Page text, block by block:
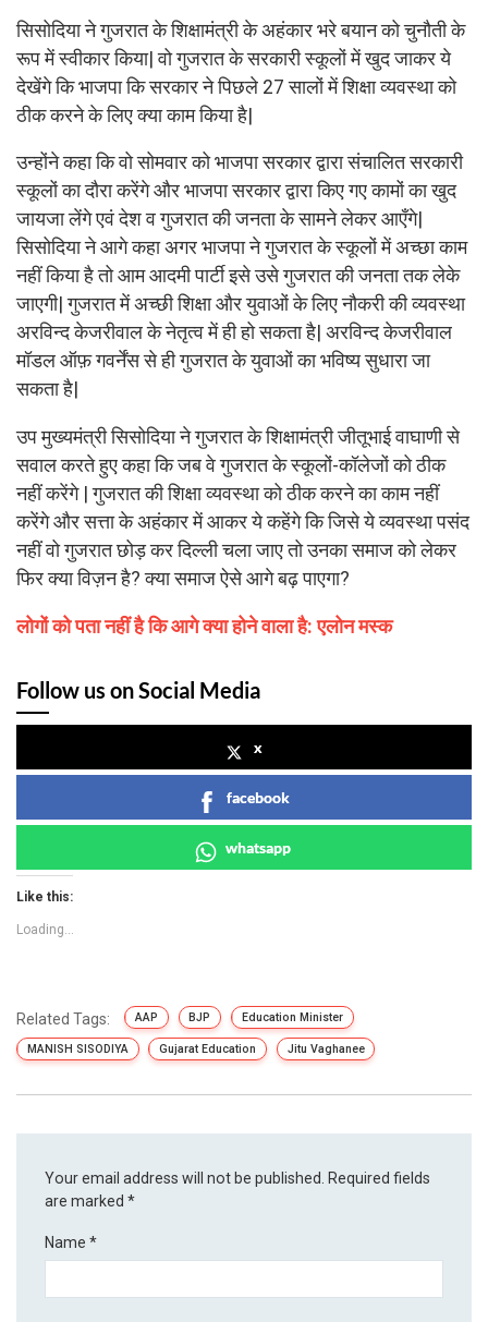
सिसोदिया ने गुजरात के शिक्षामंत्री के अहंकार भरे बयान को चुनौती के
रूप में स्वीकार किया| वो गुजरात के सरकारी स्कूलों में खुद जाकर ये
देखेंगे कि भाजपा कि सरकार ने पिछले 27 सालों में शिक्षा व्यवस्था को
ठीक करने के लिए क्या काम किया है|
उन्होंने कहा कि वो सोमवार को भाजपा सरकार द्वारा संचालित सरकारी
स्कूलों का दौरा करेंगे और भाजपा सरकार द्वारा किए गए कामों का खुद
जायजा लेंगे एवं देश व गुजरात की जनता के सामने लेकर आएँगे|
सिसोदिया ने आगे कहा अगर भाजपा ने गुजरात के स्कूलों में अच्छा काम
नहीं किया है तो आम आदमी पार्टी इसे उसे गुजरात की जनता तक लेके
जाएगी| गुजरात में अच्छी शिक्षा और युवाओं के लिए नौकरी की व्यवस्था
अरविन्द केजरीवाल के नेतृत्व में ही हो सकता है| अरविन्द केजरीवाल
मॉडल ऑफ़ गवर्नेंस से ही गुजरात के युवाओं का भविष्य सुधारा जा
सकता है|
उप मुख्यमंत्री सिसोदिया ने गुजरात के शिक्षामंत्री जीतूभाई वाघाणी से
सवाल करते हुए कहा कि जब वे गुजरात के स्कूलों-कॉलेजों को ठीक
नहीं करेंगे | गुजरात की शिक्षा व्यवस्था को ठीक करने का काम नहीं
करेंगे और सत्ता के अहंकार में आकर ये कहेंगे कि जिसे ये व्यवस्था पसंद
नहीं वो गुजरात छोड़ कर दिल्ली चला जाए तो उनका समाज को लेकर
फिर क्या विज़न है? क्या समाज ऐसे आगे बढ़ पाएगा?
लोगों को पता नहीं है कि आगे क्या होने वाला है: एलोन मस्क
Follow us on Social Media
x
facebook
whatsapp
Like this:
Loading...
Related Tags: AAP BJP Education Minister
MANISH SISODIYA Gujarat Education Jitu Vaghanee
Your email address will not be published.
Required fields
are marked*
Name*